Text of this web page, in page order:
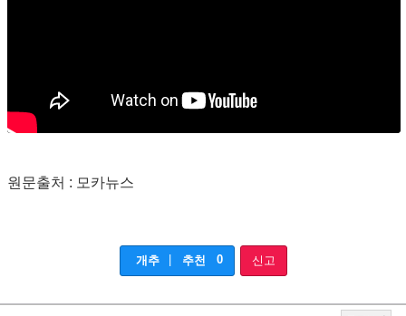
원문출처 : 모카뉴스
개추 추천 0 신고